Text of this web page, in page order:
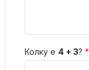
Колку е 4 + 3? *